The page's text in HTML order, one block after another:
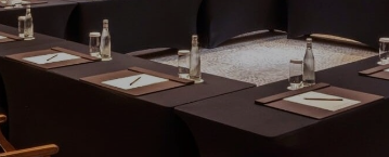
Hilton Garden Inn
前厅酒吧
概念咖啡馆和餐厅
游泳池酒吧
Samarkand Sogd
夜生活娱乐场所
果汁吧